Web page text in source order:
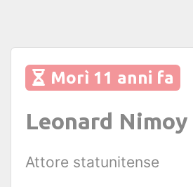
Morì 11 anni fa
Leonard Nimoy
Attore statunitense